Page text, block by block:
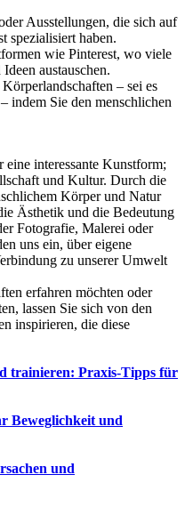
Ausstellungen, die sich auf
spezialisiert haben.
wie Pinterest, wo viele
austauschen.
– sei es
indem Sie den menschlichen
interessante Kunstform;
und Kultur. Durch die
Körper und Natur
Ästhetik und die Bedeutung
Fotografie, Malerei oder
uns ein, über eigene
zu unserer Umwelt
erfahren möchten oder
lassen Sie sich von den
inspirieren, die diese
trainieren: Praxis‑Tipps für
Beweglichkeit und
und